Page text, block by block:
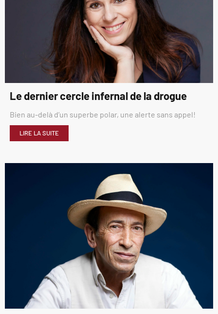
Le dernier cercle infernal de la drogue
Bien au-delà d’un superbe polar, une alerte sans appel!
LIRE LA SUITE